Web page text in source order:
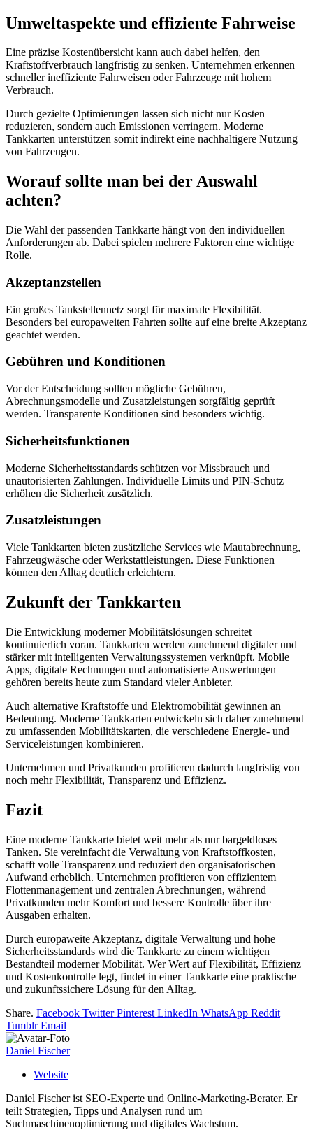
Umweltaspekte und effiziente Fahrweise
Eine präzise Kostenübersicht kann auch dabei helfen, den
Kraftstoffverbrauch langfristig zu senken. Unternehmen erkennen
schneller ineffiziente Fahrweisen oder Fahrzeuge mit hohem
Verbrauch.
Durch gezielte Optimierungen lassen sich nicht nur Kosten
reduzieren, sondern auch Emissionen verringern. Moderne
Tankkarten unterstützen somit indirekt eine nachhaltigere Nutzung
von Fahrzeugen.
Worauf sollte man bei der Auswahl
achten?
Die Wahl der passenden Tankkarte hängt von den individuellen
Anforderungen ab. Dabei spielen mehrere Faktoren eine wichtige
Rolle.
Akzeptanzstellen
Ein großes Tankstellennetz sorgt für maximale Flexibilität.
Besonders bei europaweiten Fahrten sollte auf eine breite Akzeptanz
geachtet werden.
Gebühren und Konditionen
Vor der Entscheidung sollten mögliche Gebühren,
Abrechnungsmodelle und Zusatzleistungen sorgfältig geprüft
werden. Transparente Konditionen sind besonders wichtig.
Sicherheitsfunktionen
Moderne Sicherheitsstandards schützen vor Missbrauch und
unautorisierten Zahlungen. Individuelle Limits und PIN-Schutz
erhöhen die Sicherheit zusätzlich.
Zusatzleistungen
Viele Tankkarten bieten zusätzliche Services wie Mautabrechnung,
Fahrzeugwäsche oder Werkstattleistungen. Diese Funktionen
können den Alltag deutlich erleichtern.
Zukunft der Tankkarten
Die Entwicklung moderner Mobilitätslösungen schreitet
kontinuierlich voran. Tankkarten werden zunehmend digitaler und
stärker mit intelligenten Verwaltungssystemen verknüpft. Mobile
Apps, digitale Rechnungen und automatisierte Auswertungen
gehören bereits heute zum Standard vieler Anbieter.
Auch alternative Kraftstoffe und Elektromobilität gewinnen an
Bedeutung. Moderne Tankkarten entwickeln sich daher zunehmend
zu umfassenden Mobilitätskarten, die verschiedene Energie- und
Serviceleistungen kombinieren.
Unternehmen und Privatkunden profitieren dadurch langfristig von
noch mehr Flexibilität, Transparenz und Effizienz.
Fazit
Eine moderne Tankkarte bietet weit mehr als nur bargeldloses
Tanken. Sie vereinfacht die Verwaltung von Kraftstoffkosten,
schafft volle Transparenz und reduziert den organisatorischen
Aufwand erheblich. Unternehmen profitieren von effizientem
Flottenmanagement und zentralen Abrechnungen, während
Privatkunden mehr Komfort und bessere Kontrolle über ihre
Ausgaben erhalten.
Durch europaweite Akzeptanz, digitale Verwaltung und hohe
Sicherheitsstandards wird die Tankkarte zu einem wichtigen
Bestandteil moderner Mobilität. Wer Wert auf Flexibilität, Effizienz
und Kostenkontrolle legt, findet in einer Tankkarte eine praktische
und zukunftssichere Lösung für den Alltag.
Share. Facebook Twitter Pinterest LinkedIn WhatsApp Reddit
Tumblr Email
Daniel Fischer
Website
Daniel Fischer ist SEO-Experte und Online-Marketing-Berater. Er
teilt Strategien, Tipps und Analysen rund um
Suchmaschinenoptimierung und digitales Wachstum.